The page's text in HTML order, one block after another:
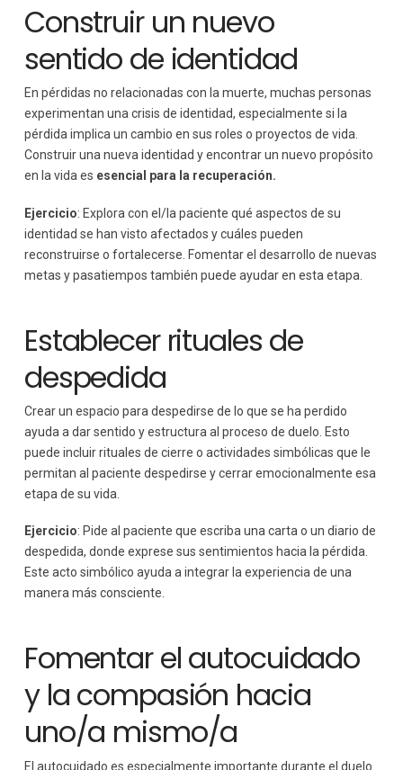
Construir un nuevo
sentido de identidad
En pérdidas no relacionadas con la muerte, muchas personas
experimentan una crisis de identidad, especialmente si la
pérdida implica un cambio en sus roles o proyectos de vida.
Construir una nueva identidad y encontrar un nuevo propósito
en la vida es esencial para la recuperación.
Ejercicio: Explora con el/la paciente qué aspectos de su
identidad se han visto afectados y cuáles pueden
reconstruirse o fortalecerse. Fomentar el desarrollo de nuevas
metas y pasatiempos también puede ayudar en esta etapa.
Establecer rituales de
despedida
Crear un espacio para despedirse de lo que se ha perdido
ayuda a dar sentido y estructura al proceso de duelo. Esto
puede incluir rituales de cierre o actividades simbólicas que le
permitan al paciente despedirse y cerrar emocionalmente esa
etapa de su vida.
Ejercicio: Pide al paciente que escriba una carta o un diario de
despedida, donde exprese sus sentimientos hacia la pérdida.
Este acto simbólico ayuda a integrar la experiencia de una
manera más consciente.
Fomentar el autocuidado
y la compasión hacia
uno/a mismo/a
El autocuidado es especialmente importante durante el duelo.